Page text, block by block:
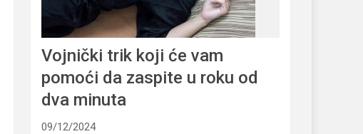
Vojnički trik koji će vam
pomoći da zaspite u roku od
dva minuta
09/12/2024